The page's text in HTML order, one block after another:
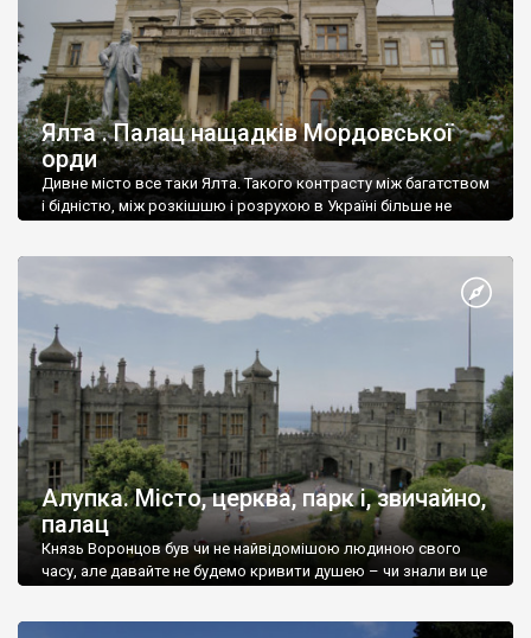
Ялта . Палац нащадків Мордовської
орди
Дивне місто все таки Ялта. Такого контрасту між багатством
і бідністю, між розкішшю і розрухою в Україні більше не
Алупка. Місто, церква, парк і, звичайно,
палац
Князь Воронцов був чи не найвідомішою людиною свого
часу, але давайте не будемо кривити душею – чи знали ви це